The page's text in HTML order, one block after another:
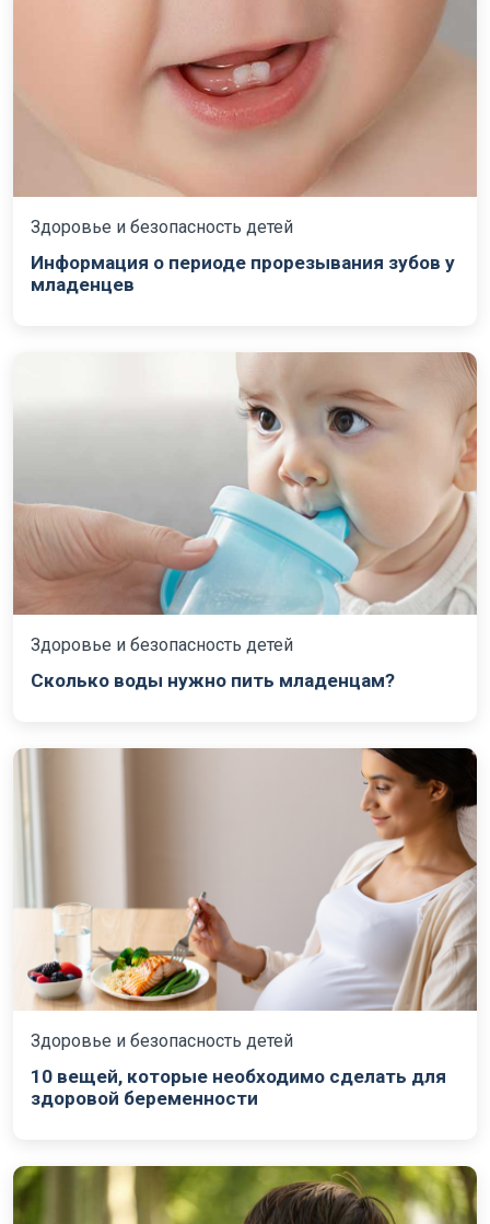
Здоровье и безопасность детей
Информация о периоде прорезывания зубов у
младенцев
Здоровье и безопасность детей
Сколько воды нужно пить младенцам?
Здоровье и безопасность детей
10 вещей, которые необходимо сделать для
здоровой беременности